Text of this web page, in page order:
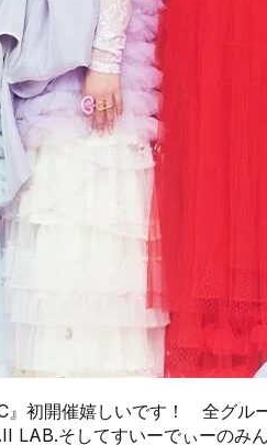
初開催嬉しいです！ 全グル
そしてすいーでぃーのみ